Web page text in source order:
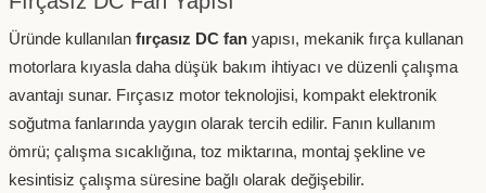
Üründe kullanılan fırçasız DC fan yapısı, mekanik fırça kullanan
motorlara kıyasla daha düşük bakım ihtiyacı ve düzenli çalışma
avantajı sunar. Fırçasız motor teknolojisi, kompakt elektronik
soğutma fanlarında yaygın olarak tercih edilir. Fanın kullanım
ömrü; çalışma sıcaklığına, toz miktarına, montaj şekline ve
kesintisiz çalışma süresine bağlı olarak değişebilir.